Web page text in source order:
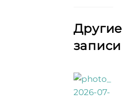
Другие
записи